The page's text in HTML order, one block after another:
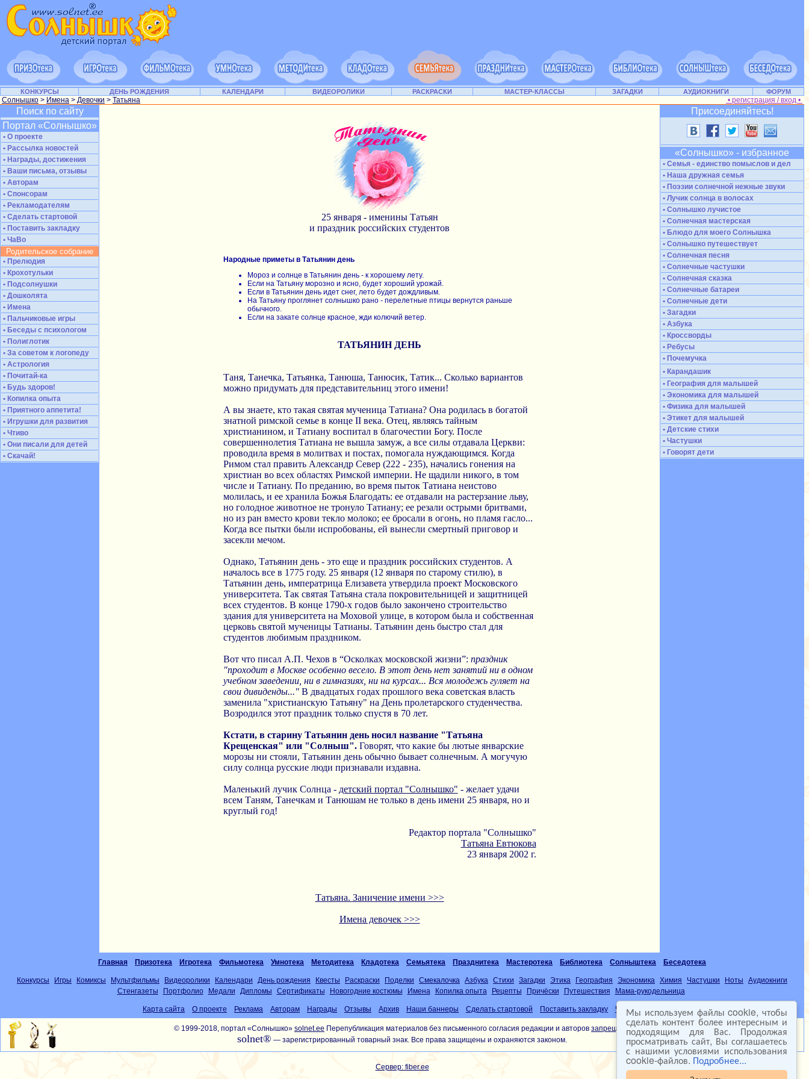
Мы используем файлы cookie, чтобы
сделать контент более интересным и
подходящим для Вас. Продолжая
просматривать сайт, Вы соглашаетесь
с нашими условиями использования
cookie-файлов. Подробнее...
КОНКУРСЫ ДЕНЬ РОЖДЕНИЯ КАЛЕНДАРИ ВИДЕОРОЛИКИ РАСКРАСКИ МАСТЕР-КЛАССЫ ЗАГАДКИ АУДИОКНИГИ ФОРУМ
Солнышко > Имена > Девочки > Татьяна • регистрация / вход •
Поиск по сайту
Портал «Солнышко»
• О проекте
• Рассылка новостей
• Награды, достижения
• Ваши письма, отзывы
• Авторам
• Спонсорам
• Рекламодателям
• Сделать стартовой
• Поставить закладку
• ЧаВо
Родительское собрание
• Прелюдия
• Крохотульки
• Подсолнушки
• Дошколята
• Имена
• Пальчиковые игры
• Беседы с психологом
• Полиглотик
• За советом к логопеду
• Астрология
• Почитай-ка
• Будь здоров!
• Копилка опыта
• Приятного аппетита!
• Игрушки для развития
• Чтиво
• Они писали для детей
• Скачай!
25 января - именины Татьян
и праздник российских студентов
Народные приметы в Татьянин день
Мороз и солнце в Татьянин день - к хорошему лету.
Если на Татьяну морозно и ясно, будет хороший урожай.
Если в Татьянин день идет снег, лето будет дождливым.
На Татьяну проглянет солнышко рано - перелетные птицы вернутся раньше
обычного.
Если на закате солнце красное, жди колючий ветер.
ТАТЬЯНИН ДЕНЬ
Таня, Танечка, Татьянка, Танюша, Танюсик, Татик... Сколько вариантов
можно придумать для представительниц этого имени!
А вы знаете, кто такая святая мученица Татиана? Она родилась в богатой
знатной римской семье в конце II века. Отец, являясь тайным
христианином, и Татиану воспитал в благочестии Богу. После
совершеннолетия Татиана не вышла замуж, а все силы отдавала Церкви:
проводила время в молитвах и постах, помогала нуждающимся. Когда
Римом стал править Александр Север (222 - 235), начались гонения на
христиан во всех областях Римской империи. Не щадили никого, в том
числе и Татиaну. По преданию, во время пыток Татиана неистово
молилась, и ее хранила Божья Благодать: ее отдавали на растерзание льву,
но голодное животное не тронуло Татиану; ее резали острыми бритвами,
но из ран вместо крови текло молоко; ее бросали в огонь, но пламя гасло...
Когда все пытки были испробованы, ей вынесли смертный приговор и
засекли мечом.
Однако, Татьянин день - это еще и праздник российских студентов. А
началось все в 1775 году. 25 января (12 января по старому стилю), в
Татьянин день, императрица Елизавета утвердила проект Московского
университета. Так святая Татьяна стала покровительницей и защитницей
всех студентов. В конце 1790-х годов было закончено строительство
здания для университета на Моховой улице, в котором была и собственная
церковь святой мученицы Татианы. Татьянин день быстро стал для
студентов любимым праздником.
Вот что писал А.П. Чехов в “Осколках московской жизни”: праздник
"проходит в Москве особенно весело. В этот день нет занятий ни в одном
учебном заведении, ни в гимназиях, ни на курсах... Вся молодежь гуляет на
свои дивиденды..."В двадцатых годах прошлого века советская власть
заменила "христианскую Татьяну" на День пролетарского студенчества.
Возродился этот праздник только спустя в 70 лет.
Кстати, в старину Татьянин день носил название "Татьяна
Крещенская" или "Солныш".Говорят, что какие бы лютые январские
морозы ни стояли, Татьянин день обычно бывает солнечным. А могучую
силу солнца русские люди признавали издавна.
Маленький лучик Солнца - детский портал "Солнышко" - желает удачи
всем Таням, Танечкам и Танюшам не только в день имени 25 января, но и
круглый год!
Редактор портала "Солнышко"
Татьяна Евтюкова
23 января 2002 г.
Татьяна. Заничение имени >>>
Имена девочек >>>
Присоединяйтесь!
«Солнышко» - избранное
• Семья - единство помыслов и дел
• Наша дружная семья
• Поэзии солнечной нежные звуки
• Лучик солнца в волосах
• Солнышко лучистое
• Солнечная мастерская
• Блюдо для моего Солнышка
• Солнышко путешествует
• Солнечная песня
• Солнечные частушки
• Солнечная сказка
• Солнечные батареи
• Солнечные дети
• Загадки
• Азбука
• Кроссворды
• Ребусы
• Почемучка
• Карандашик
• География для малышей
• Экономика для малышей
• Физика для малышей
• Этикет для малышей
• Детские стихи
• Частушки
• Говорят дети
Главная Призотека Игротека Фильмотека Умнотека Методитека Кладотека Семьятека Празднитека Мастеротека Библиотека Солныштека Беседотека
Конкурсы Игры Комиксы Мультфильмы Видеоролики Календари День рождения Квесты Раскраски Поделки Смекалочка Азбука Стихи Загадки Этика География Экономика Химия Частушки Ноты
Аудиокниги
Стенгазеты
Портфолио Медали Дипломы Сертификаты Новогодние костюмы Имена Копилка опыта Рецепты Причёски Путешествия Мама-рукодельница
Карта сайта О проекте Реклама Авторам Награды Отзывы Архив Наши баннеры Сделать стартовой Поставить закладку ЧаВо E-mail
© 1999-2018, портал «Солнышко» solnet.ee Перепубликация материалов без письменного согласия редакции и авторов запрещена
solnet® — зарегистрированный товарный знак. Все права защищены и охраняются законом.
Сервер: fiber.ee